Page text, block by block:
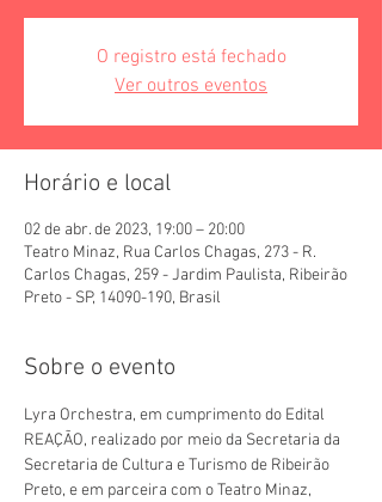
O registro está fechado
Ver outros eventos
Horário e local
02 de abr. de 2023, 19:00 – 20:00
Teatro Minaz, Rua Carlos Chagas, 273 - R.
Carlos Chagas, 259 - Jardim Paulista, Ribeirão
Preto - SP, 14090-190, Brasil
Sobre o evento
Lyra Orchestra, em cumprimento do Edital
REAÇÃO, realizado por meio da Secretaria da
Secretaria de Cultura e Turismo de Ribeirão
Preto, e em parceira com o Teatro Minaz,